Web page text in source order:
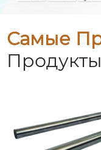
Самые
Продукты